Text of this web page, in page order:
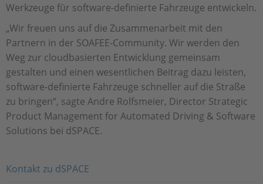
Werkzeuge für software-definierte Fahrzeuge entwickeln.
„Wir freuen uns auf die Zusammenarbeit mit den
Partnern in der SOAFEE-Community. Wir werden den
Weg zur cloudbasierten Entwicklung gemeinsam
gestalten und einen wesentlichen Beitrag dazu leisten,
software-definierte Fahrzeuge schneller auf die Straße
zu bringen“, sagte Andre Rolfsmeier, Director Strategic
Product Management for Automated Driving & Software
Solutions bei dSPACE.
Kontakt zu dSPACE